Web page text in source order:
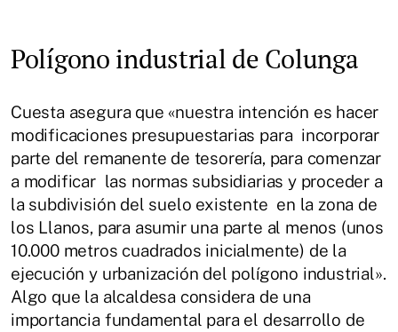
Polígono industrial de Colunga
Cuesta asegura que «nuestra intención es hacer
modificaciones presupuestarias para incorporar
parte del remanente de tesorería, para comenzar
a modificar las normas subsidiarias y proceder a
la subdivisión del suelo existente en la zona de
los Llanos, para asumir una parte al menos (unos
10.000 metros cuadrados inicialmente) de la
ejecución y urbanización del polígono industrial».
Algo que la alcaldesa considera de una
importancia fundamental para el desarrollo de